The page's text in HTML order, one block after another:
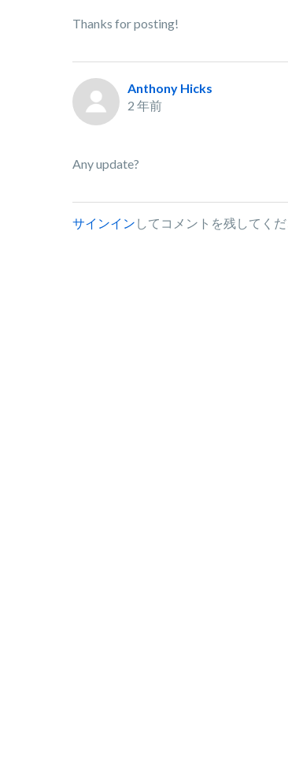
Thanks for posting!
Anthony Hicks
2 年前
Any update?
サインイン してコメントを残してくだ